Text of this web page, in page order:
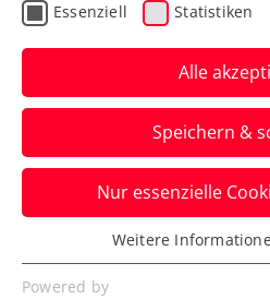
Upper Austria
Ladies Wild-
Challenge
Sonntag live
Für die Siegerin bietet
beim Upper Austria
große Tenniswelt
Essenziell Statistiken
Alle
Speichern &
Nur essenzielle
Essenziell
Essenzielle Cookies werden für
Weitere
Powered by